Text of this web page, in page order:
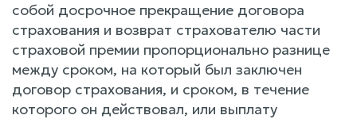
собой досрочное прекращение договора
страхования и возврат страхователю части
страховой премии пропорционально разнице
между сроком, на который был заключен
договор страхования, и сроком, в течение
которого он действовал, или выплату